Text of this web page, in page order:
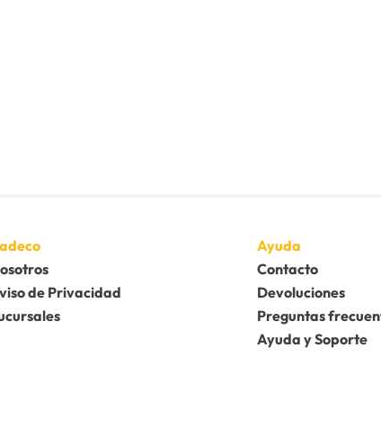
de Privacidad
Ayuda
Contacto
Devoluciones
Preguntas
Ayuda y Soporte